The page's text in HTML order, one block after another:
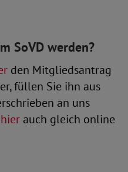
SoVD werden?
den Mitgliedsantrag
füllen Sie ihn aus
an uns
hier auch gleich online